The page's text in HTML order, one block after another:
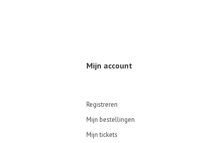
Mijn account
Registreren
Mijn bestellingen
Mijn tickets